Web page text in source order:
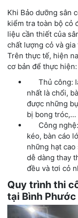
Khi Bảo dưỡng sân
kiểm tra toàn bộ cỏ
liệu cần thiết của
chất lượng cỏ và
Trên thực tế, hiện
cơ bản để thực hiện:
Thủ công:
nhất là chổi,
được những
bị bong tróc,…
Công nghệ:
kéo, bàn cáo
những hạt
dễ dàng thay
đều và tơi cỏ
Quy trình thi
tại Bình Phước